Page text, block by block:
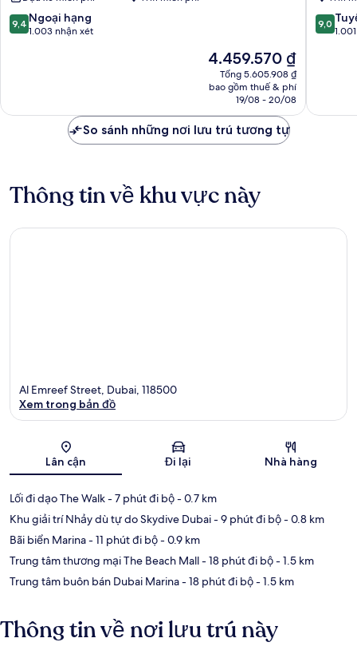
Resort
&
9.4
trên
xét
9,4 Ngoại hạng
1.003 nhận xét
Giá
hiện
tại
4.459.570 ₫
4.459.570 ₫
Tổng 5.605.908 ₫
bao gồm thuế & phí
19/08 - 20/08
&
9.0
trên
xét
9,0
So sánh những nơi lưu trú tương tự
Thông tin về khu vực này
Bản đồ
Al Emreef Street, Dubai, 118500
Xem trong bản đồ
Lân cận Đi lại Nhà hàng
Lối đi dạo The Walk- 7 phút đi bộ- 0.7 km
Khu giải trí Nhảy dù tự do Skydive Dubai- 9 phút đi bộ- 0.8 km
Bãi biển Marina- 11 phút đi bộ- 0.9 km
Trung tâm thương mại The Beach Mall- 18 phút đi bộ- 1.5 km
Trung tâm buôn bán Dubai Marina- 18 phút đi bộ- 1.5 km
Thông tin về nơi lưu trú này